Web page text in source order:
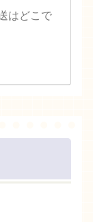
はどこで